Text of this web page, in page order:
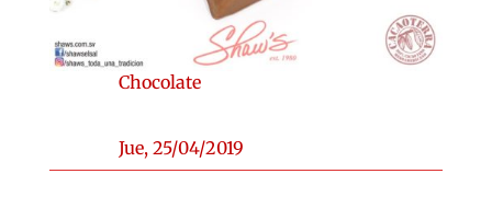
Chocolate
Jue, 25/04/2019